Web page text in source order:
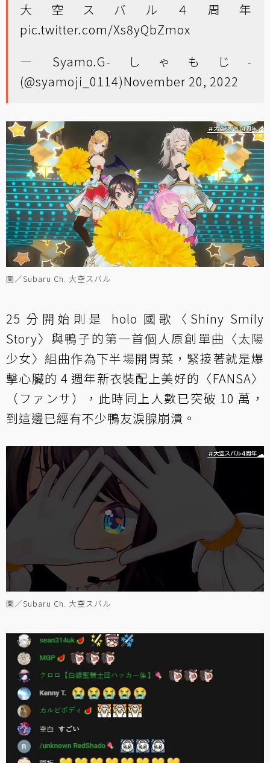
大空スバル４周年
pic.twitter.com/Xs8yQbZmox
— Syamo.G-しゃもじ-
(@syamoji_0114)November 20, 2022
圖／Subaru Ch. 大空スバル
25 分開始則是 holo 國歌〈Shiny Smily
Story〉與鴨子的第一首個人原創單曲〈太陽
少女〉組曲作為下半場開胃菜，緊接著就是爆
擊心臟的 4 週年新衣裝配上美好的〈FANSA〉
（ファンサ），此時同上人數已突破 10 萬，
到這邊已經有不少鴨友淚腺崩潰。
圖／Subaru Ch. 大空スバル